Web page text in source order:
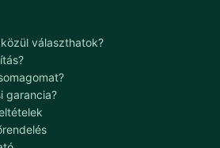
választhatok?
garancia?